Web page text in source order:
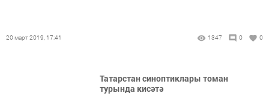
20 март 2019, 17:41 1347 0 0
Татарстан синоптиклары томан
турында кисәтә